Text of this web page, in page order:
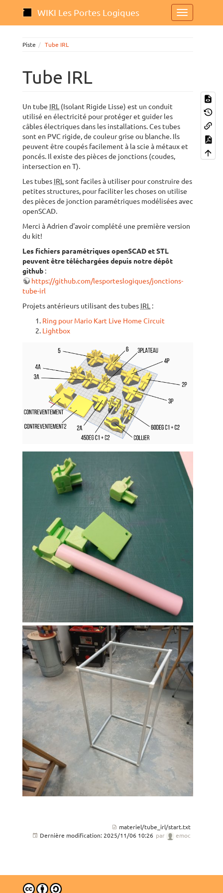
WIKI Les Portes Logiques
Piste Tube IRL
Tube IRL
Un tube IRL (Isolant Rigide Lisse) est un conduit
utilisé en électricité pour protéger et guider les
câbles électriques dans les installations. Ces tubes
sont en PVC rigide, de couleur grise ou blanche. Ils
peuvent être coupés facilement à la scie à métaux et
poncés. Il existe des pièces de jonctions (coudes,
intersection en T).
Les tubes IRL sont faciles à utiliser pour construire des
petites structures, pour faciliter les choses on utilise
des pièces de jonction paramétriques modélisées avec
openSCAD.
Merci à Adrien d'avoir complété une première version
du kit!
Les fichiers paramétriques openSCAD et STL
peuvent être téléchargées depuis notre dépôt
github :
https://github.com/lesporteslogiques/jonctions-
tube-irl
Projets antérieurs utilisant des tubes IRL :
Ring pour Mario Kart Live Home Circuit
Lightbox
materiel/tube_irl/start.txt
Dernière modification: 2025/11/06 10:26 par emoc